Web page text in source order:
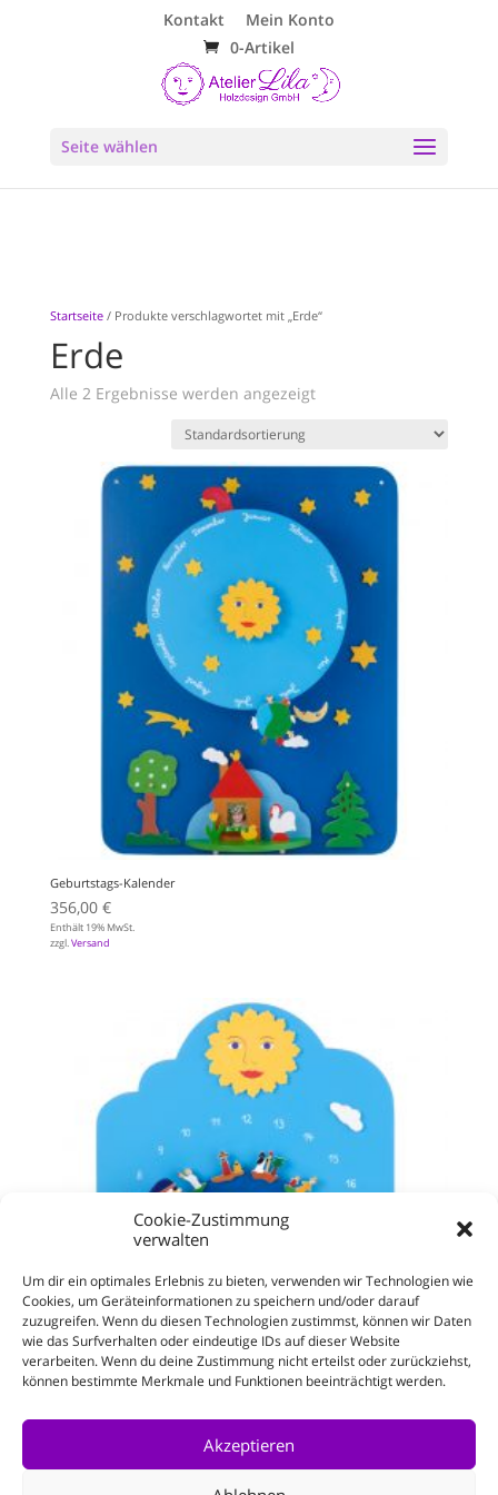
Cookie-Zustimmung
verwalten
Um dir ein optimales Erlebnis zu bieten, verwenden wir Technologien wie
Cookies, um Geräteinformationen zu speichern und/oder darauf
zuzugreifen. Wenn du diesen Technologien zustimmst, können wir Daten
wie das Surfverhalten oder eindeutige IDs auf dieser Website
verarbeiten. Wenn du deine Zustimmung nicht erteilst oder zurückziehst,
können bestimmte Merkmale und Funktionen beeinträchtigt werden.
Akzeptieren
Kontakt
Mein Konto
0-Artikel
Seite wählen
Startseite/ Produkte verschlagwortet mit „Erde“
Erde
Alle 2 Ergebnisse werden angezeigt
Geburtstags-Kalender
356,00 €
Enthält 19% MwSt.
zzgl.Versand
Weltzeituhr